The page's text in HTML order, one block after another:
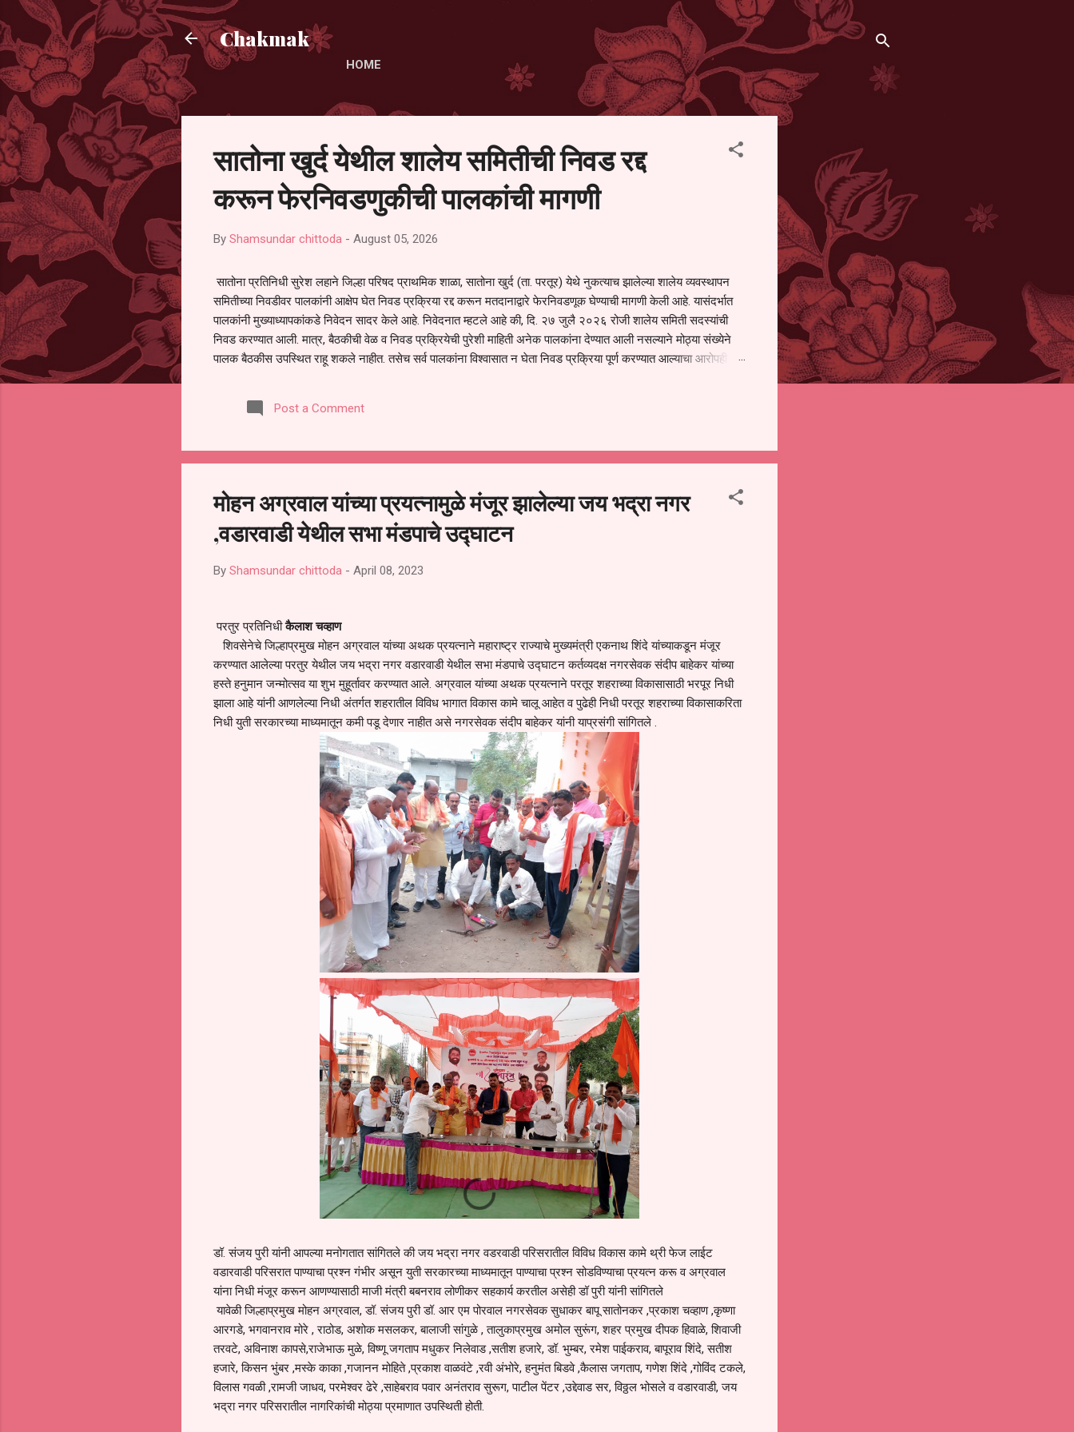
Chakmak
HOME
सातोना खुर्द येथील शालेय समितीची निवड रद्द
करून फेरनिवडणुकीची पालकांची मागणी
By Shamsundar chittoda - August 05, 2026
सातोना प्रतिनिधी सुरेश लहाने जिल्हा परिषद प्राथमिक शाळा, सातोना खुर्द (ता. परतूर) येथे नुकत्याच झालेल्या शालेय व्यवस्थापन
समितीच्या निवडीवर पालकांनी आक्षेप घेत निवड प्रक्रिया रद्द करून मतदानाद्वारे फेरनिवडणूक घेण्याची मागणी केली आहे. यासंदर्भात
पालकांनी मुख्याध्यापकांकडे निवेदन सादर केले आहे. निवेदनात म्हटले आहे की, दि. २७ जुलै २०२६ रोजी शालेय समिती सदस्यांची
निवड करण्यात आली. मात्र, बैठकीची वेळ व निवड प्रक्रियेची पुरेशी माहिती अनेक पालकांना देण्यात आली नसल्याने मोठ्या संख्येने
पालक बैठकीस उपस्थित राहू शकले नाहीत. तसेच सर्व पालकांना विश्वासात न घेता निवड प्रक्रिया पूर्ण करण्यात आल्याचा आरोपही
समितीची फेरनिवडणूक घेण्यात यावी, अशी मागणी पालकांनी केली आहे. या निवेदनाच्या प्रती जिल्हा शिक्षण अधिकारी (प्राथमिक),
जालना तसेच तालुका शिक्षण अधिकारी, परतूर यांनाही पाठविण्यात आल्या असून प्रशासन याबाबत काय निर्णय घेते, याकडे पालकांचे
Post a Comment
मोहन अग्रवाल यांच्या प्रयत्नामुळे मंजूर झालेल्या जय भद्रा नगर
,वडारवाडी येथील सभा मंडपाचे उद्घाटन
By Shamsundar chittoda - April 08, 2023
परतुर प्रतिनिधीकैलाश चव्हाण
शिवसेनेचे जिल्हाप्रमुख मोहन अग्रवाल यांच्या अथक प्रयत्नाने महाराष्ट्र राज्याचे मुख्यमंत्री एकनाथ शिंदे यांच्याकडून मंजूर
करण्यात आलेल्या परतुर येथील जय भद्रा नगर वडारवाडी येथील सभा मंडपाचे उद्घाटन कर्तव्यदक्ष नगरसेवक संदीप बाहेकर यांच्या
हस्ते हनुमान जन्मोत्सव या शुभ मुहूर्तावर करण्यात आले. अग्रवाल यांच्या अथक प्रयत्नाने परतूर शहराच्या विकासासाठी भरपूर निधी
झाला आहे यांनी आणलेल्या निधी अंतर्गत शहरातील विविध भागात विकास कामे चालू आहेत व पुढेही निधी परतूर शहराच्या विकासाकरिता
निधी युती सरकारच्या माध्यमातून कमी पडू देणार नाहीत असे नगरसेवक संदीप बाहेकर यांनी याप्रसंगी सांगितले .
डॉ. संजय पुरी यांनी आपल्या मनोगतात सांगितले की जय भद्रा नगर वडरवाडी परिसरातील विविध विकास कामे थ्री फेज लाईट
वडारवाडी परिसरात पाण्याचा प्रश्न गंभीर असून युती सरकारच्या माध्यमातून पाण्याचा प्रश्न सोडविण्याचा प्रयत्न करू व अग्रवाल
यांना निधी मंजूर करून आणण्यासाठी माजी मंत्री बबनराव लोणीकर सहकार्य करतील असेही डॉ पुरी यांनी सांगितले
यावेळी जिल्हाप्रमुख मोहन अग्रवाल, डॉ. संजय पुरी डॉ. आर एम पोरवाल नगरसेवक सुधाकर बापू सातोनकर ,प्रकाश चव्हाण ,कृष्णा
आरगडे, भगवानराव मोरे , राठोड, अशोक मसलकर, बालाजी सांगुळे , तालुकाप्रमुख अमोल सुरूंग, शहर प्रमुख दीपक हिवाळे, शिवाजी
तरवटे, अविनाश कापसे,राजेभाऊ मुळे, विष्णू जगताप मधुकर निलेवाड ,सतीश हजारे, डॉ. भुम्बर, रमेश पाईकराव, बापूराव शिंदे, सतीश
हजारे, किसन भुंबर ,मस्के काका ,गजानन मोहिते ,प्रकाश वाळवंटे ,रवी अंभोरे, हनुमंत बिडवे ,कैलास जगताप, गणेश शिंदे ,गोविंद टकले,
विलास गवळी ,रामजी जाधव, परमेश्वर ढेरे ,साहेबराव पवार अनंतराव सुरूग, पाटील पेंटर ,उद्देवाड सर, विठ्ठल भोसले व वडारवाडी, जय
भद्रा नगर परिसरातील नागरिकांची मोठ्या प्रमाणात उपस्थिती होती.